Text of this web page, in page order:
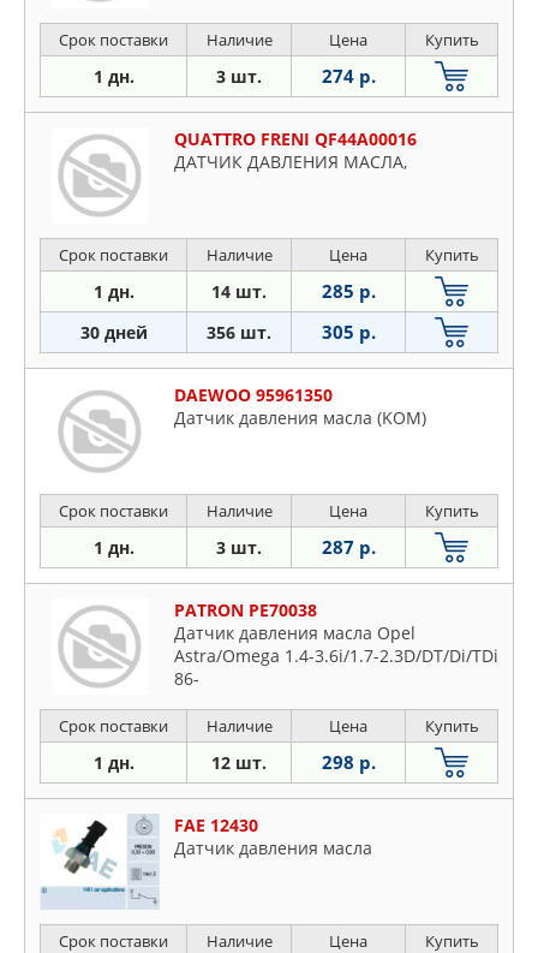
Срок поставки Наличие Цена Купить
1 дн. 3 шт. 274 р.
QUATTRO FRENI QF44A00016
ДАТЧИК ДАВЛЕНИЯ МАСЛА,
Срок поставки Наличие Цена Купить
1 дн. 14 шт. 285 р.
30 дней 356 шт. 305 р.
DAEWOO 95961350
Датчик давления масла (KOM)
Срок поставки Наличие Цена Купить
1 дн. 3 шт. 287 р.
PATRON PE70038
Датчик давления масла Opel
Astra/Omega 1.4-3.6i/1.7-2.3D/DT/Di/TDi
86-
Срок поставки Наличие Цена Купить
1 дн. 12 шт. 298 р.
FAE 12430
Датчик давления масла
Срок поставки Наличие Цена Купить